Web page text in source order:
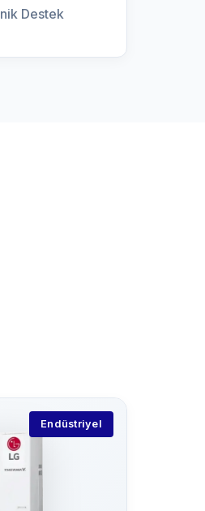
Destek
Endüstriyel